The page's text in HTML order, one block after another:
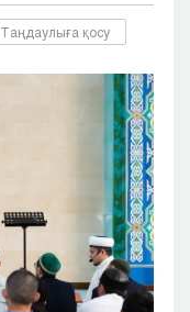
Таңдаулыға қосу